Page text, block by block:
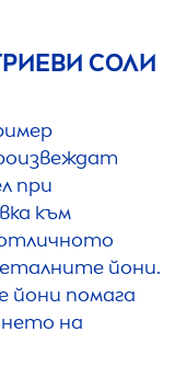
СОЛИ
при
към
йони.
йони помага
на